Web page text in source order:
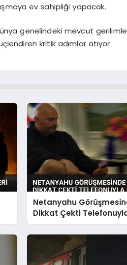
ev sahipliği yapacak.
genelindeki mevcut
kritik adımlar atıyor.
Netanyahu
Dikkat Çekti